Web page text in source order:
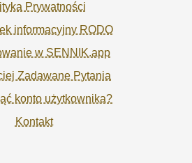
Prywatności
informacyjny RODO
w SENNIK.app
Zadawane Pytania
konto użytkownika?
Kontakt